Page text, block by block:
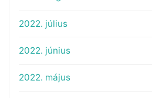
2022. július
2022. június
2022. május